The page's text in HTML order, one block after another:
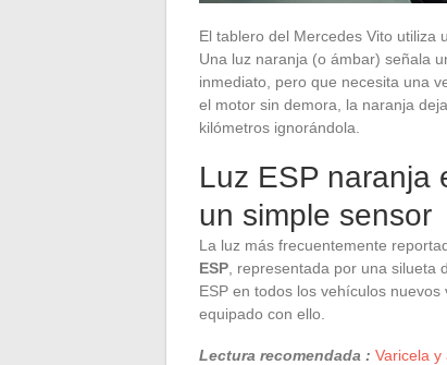
El tablero del Mercedes Vito utiliza
Una luz naranja (o ámbar) señala
inmediato, pero que necesita una
el motor sin demora, la naranja
kilómetros ignorándola.
Luz ESP naranja
un simple sensor
La luz más frecuentemente
ESP , representada por una
ESP en todos los vehículos
equipado con ello.
Lectura recomendada : Varicela